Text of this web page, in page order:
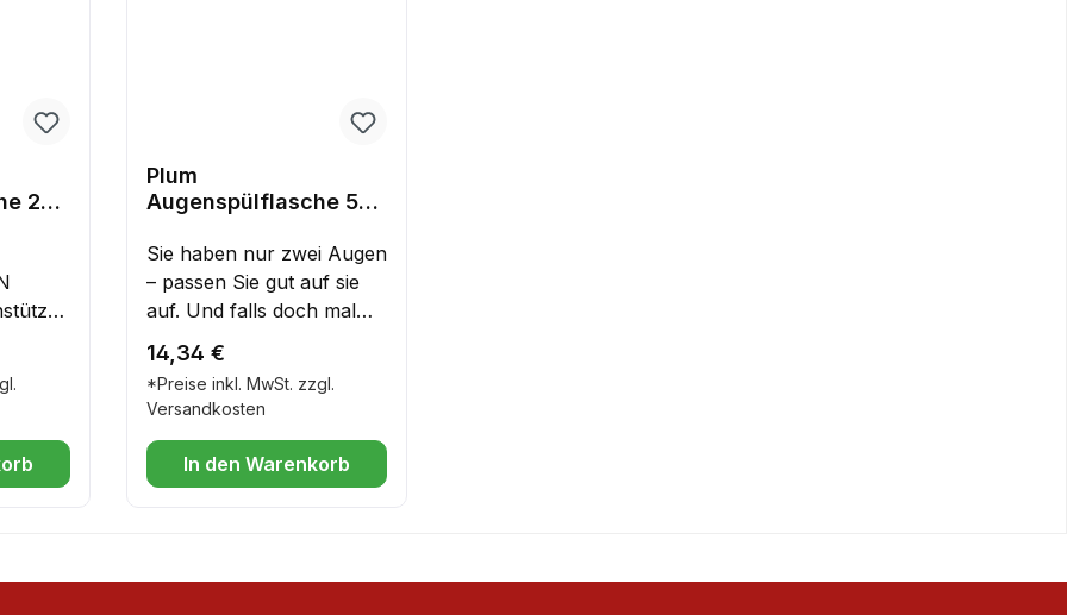
200
für
für
Plum
Augenspülflasche 500
Sie haben nur zwei Augen
– passen Sie gut auf sie
auf. Und falls doch mal
etwas schief geht, können
Plum Augenspülungen
dabei helfen, ernsthafte
verhindern. Mit der 0,9 %
Natriumchloridlösung
Regulärer Preis:
14,34 €
*Preise inkl. MwSt. zzgl.
Versandkosten
In den Warenkorb